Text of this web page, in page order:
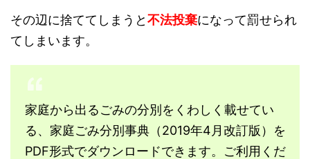
その辺に捨ててしまうと不法投棄になって罰せられ
てしまいます。
家庭から出るごみの分別をくわしく載せてい
る、家庭ごみ分別事典（2019年4月改訂版）を
PDF形式でダウンロードできます。ご利用くだ